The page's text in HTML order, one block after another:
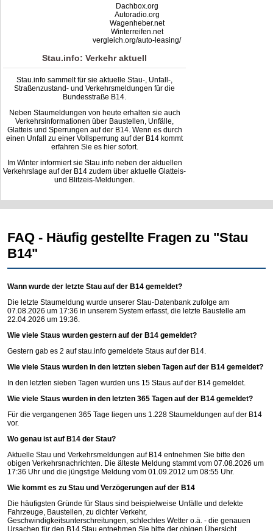
Dachbox.org
Autoradio.org
Wagenheber.net
Winterreifen.net
vergleich.org/auto-leasing/
Stau.info: Verkehr aktuell
Stau.info sammelt für sie aktuelle Stau-, Unfall-,
Straßenzustand- und Verkehrsmeldungen für die
Bundesstraße B14.
Neben Staumeldungen von heute erhalten sie auch
Verkehrsinformationen über Baustellen, Unfälle,
Glatteis und Sperrungen auf der B14. Wenn es durch
einen Unfall zu einer Vollsperrung auf der B14 kommt
erfahren Sie es hier sofort.
Im Winter informiert sie Stau.info neben der aktuellen
Verkehrslage auf der B14 zudem über aktuelle Glatteis-
und Blitzeis-Meldungen.
FAQ - Häufig gestellte Fragen zu "Stau
B14"
Wann wurde der letzte Stau auf der B14 gemeldet?
Die letzte Staumeldung wurde unserer Stau-Datenbank zufolge am
07.08.2026 um 17:36 in unserem System erfasst, die letzte Baustelle am
22.04.2026 um 19:36.
Wie viele Staus wurden gestern auf der B14 gemeldet?
Gestern gab es 2 aufstau.info gemeldete Staus auf der B14.
Wie viele Staus wurden in den letzten sieben Tagen auf der B14 gemeldet?
In den letzten sieben Tagen wurden uns 15 Staus auf der B14 gemeldet.
Wie viele Staus wurden in den letzten 365 Tagen auf der B14 gemeldet?
Für die vergangenen 365 Tage liegen uns 1.228 Staumeldungen auf der B14
vor.
Wo genau ist auf B14 der Stau?
Aktuelle Stau und Verkehrsmeldungen auf B14 entnehmen Sie bitte den
obigen Verkehrsnachrichten. Die älteste Meldung stammt vom 07.08.2026 um
17:36 Uhr und die jüngstige Meldung vom 01.09.2012 um 08:55 Uhr.
Wie kommt es zu Stau und Verzögerungen auf der B14
Die häufigsten Gründe für Staus sind beispielweise Unfälle und defekte
Fahrzeuge, Baustellen, zu dichter Verkehr,
Geschwindigkeitsunterschreitungen, schlechtes Wetter o.ä. - die genauen
Ursachen für den B14 Stau entnehmen Sie bitte der obigen Übersicht.